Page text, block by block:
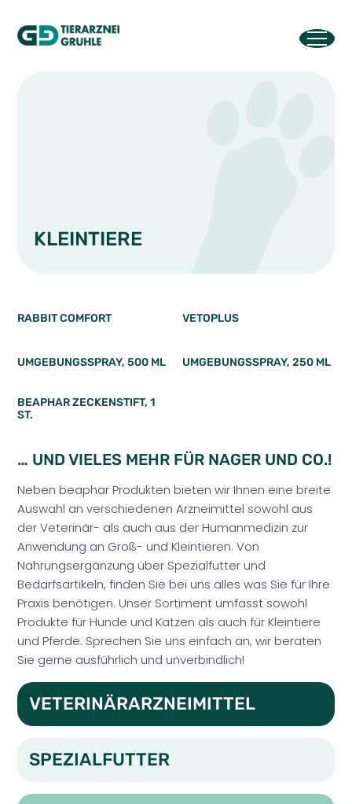
KLEINTIERE
RABBIT COMFORT VETOPLUS
UMGEBUNGSSPRAY, 500 ML UMGEBUNGSSPRAY, 250 ML
BEAPHAR ZECKENSTIFT, 1
ST.
… UND VIELES MEHR FÜR NAGER UND CO.!
Neben beaphar Produkten bieten wir Ihnen eine breite
Auswahl an verschiedenen Arzneimittel sowohl aus
der Veterinär- als auch aus der Humanmedizin zur
Anwendung an Groß- und Kleintieren. Von
Nahrungsergänzung über Spezialfutter und
Bedarfsartikeln, finden Sie bei uns alles was Sie für Ihre
Praxis benötigen. Unser Sortiment umfasst sowohl
Produkte für Hunde und Katzen als auch für Kleintiere
und Pferde. Sprechen Sie uns einfach an, wir beraten
Sie gerne ausführlich und unverbindlich!
VETERINÄRARZNEIMITTEL
SPEZIALFUTTER